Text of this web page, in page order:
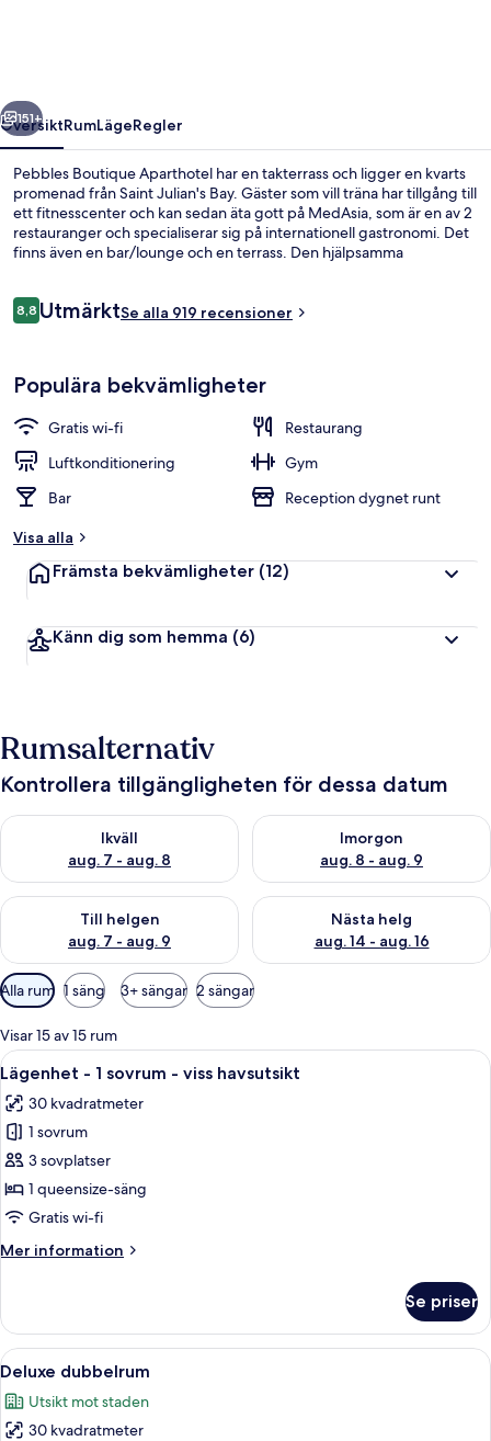
Nästa
151+
ÖversiktRumLägeRegler
Pebbles Boutique Aparthotel har en takterrass och ligger en kvarts
promenad från Saint Julian's Bay. Gäster som vill träna har tillgång till
ett fitnesscenter och kan sedan äta gott på MedAsia, som är en av 2
restauranger och specialiserar sig på internationell gastronomi. Det
finns även en bar/lounge och en terrass. Den hjälpsamma
Recensioner
8,88,8 av 10,
UtmärktSe alla 919 recensioner
Populära bekvämligheter
Gratis wi-fi
Restaurang
Luftkonditionering
Gym
Bar
Reception dygnet runt
Visa alla
Främsta bekvämligheter (12)
Känn dig som hemma (6)
Rumsalternativ
Kontrollera tillgängligheten för dessa datum
Ikväll
aug. 7 - aug. 8
Kontrollera tillgängligheten för ikväll aug. 7 - aug. 8
Imorgon
aug. 8 - aug. 9
Kontrollera tillgängligheten
Till helgen
aug. 7 - aug. 9
Kontrollera tillgängligheten för den här helgen aug. 7 - aug. 9
Nästa helg
aug. 14 - aug. 16
Kontrollera tillgängligheten
Tillgängliga
filter
för
rum
Alla rum 1 säng 3+ sängar 2 sängar
Visar 15 av 15 rum
Öppna
alla
foton
för
Lägenhet
-
1
-
En snyggt bäddad säng med vita
8
Lägenhet - 1 sovrum - viss havsutsikt
30 kvadratmeter
1 sovrum
3 sovplatser
1 queensize-säng
Gratis wi-fi
Mer information
Mer
-
sovrum
viss
havsutsikt
Se priser
Öppna
alla
foton
för
En snyggt bäddad säng med vita
5
Deluxe dubbelrum
Utsikt mot staden
30 kvadratmeter